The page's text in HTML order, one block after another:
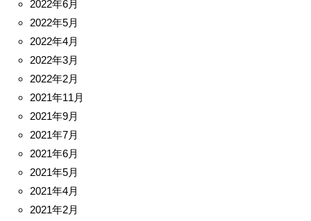
2022年6月
2022年5月
2022年4月
2022年3月
2022年2月
2021年11月
2021年9月
2021年7月
2021年6月
2021年5月
2021年4月
2021年2月